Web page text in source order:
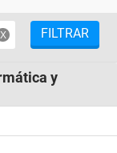
FILTRAR
y